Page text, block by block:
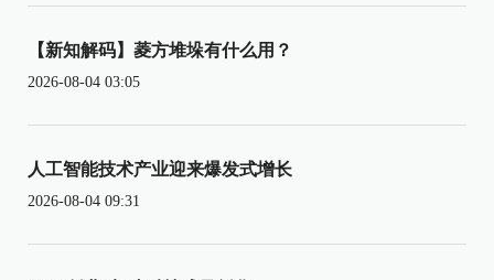
【新知解码】菱方堆垛有什么用？
2026-08-04 03:05
人工智能技术产业迎来爆发式增长
2026-08-04 09:31